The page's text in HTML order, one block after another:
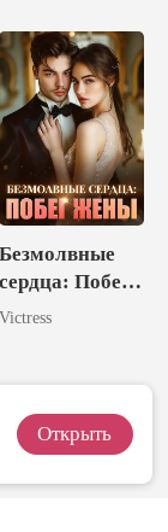
Безмолвные
сердца: Побег
Жены
Victress
Открыть